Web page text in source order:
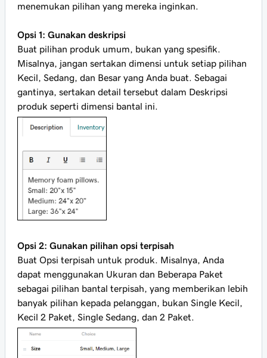
menemukan pilihan yang mereka inginkan.
Opsi 1: Gunakan deskripsi
Buat pilihan produk umum, bukan yang spesifik.
Misalnya, jangan sertakan dimensi untuk setiap pilihan
Kecil, Sedang, dan Besar yang Anda buat. Sebagai
gantinya, sertakan detail tersebut dalam Deskripsi
produk seperti dimensi bantal ini.
Opsi 2: Gunakan pilihan opsi terpisah
Buat Opsi terpisah untuk produk. Misalnya, Anda
dapat menggunakan Ukuran dan Beberapa Paket
sebagai pilihan bantal terpisah, yang memberikan lebih
banyak pilihan kepada pelanggan, bukan Single Kecil,
Kecil 2 Paket, Single Sedang, dan 2 Paket.